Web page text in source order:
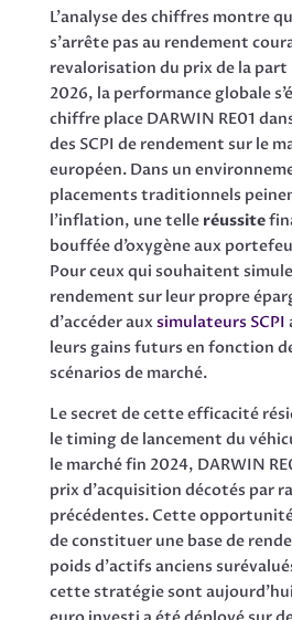
L’analyse des chiffres montre
s’arrête pas au rendement
revalorisation du prix de la
2026, la performance globale
chiffre place DARWIN RE01
des SCPI de rendement sur le
européen. Dans un
placements traditionnels
l’inflation, une telle réussite
bouffée d’oxygène aux
Pour ceux qui souhaitent
rendement sur leur propre
d’accéder auxsimulateurs SCPI
leurs gains futurs en fonction
scénarios de marché.
Le secret de cette efficacité
le timing de lancement du
le marché fin 2024, DARWIN
prix d’acquisition décotés par
précédentes. Cette
de constituer une base de
poids d’actifs anciens
cette stratégie sont